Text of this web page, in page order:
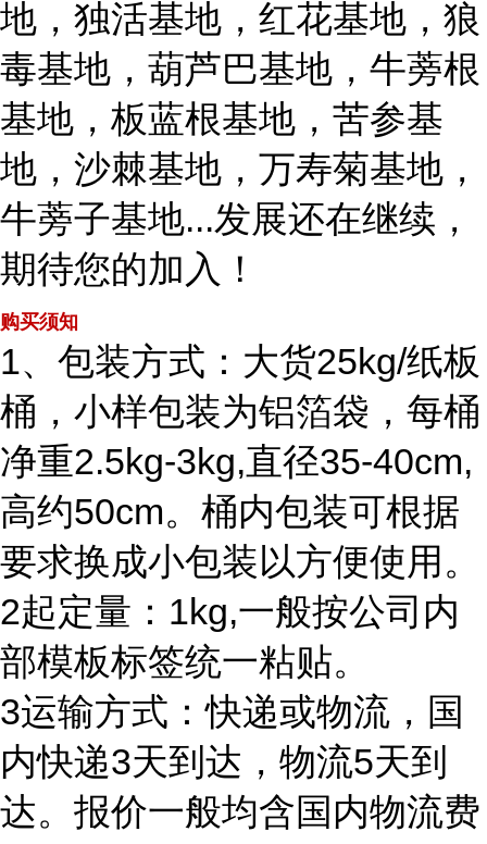
地，独活基地，红花基地，狼
毒基地，葫芦巴基地，牛蒡根
基地，板蓝根基地，苦参基
地，沙棘基地，万寿菊基地，
牛蒡子基地...发展还在继续，
期待您的加入！
购买须知
1、包装方式：大货25kg/纸板
桶，小样包装为铝箔袋，每桶
净重2.5kg-3kg,直径35-40cm,
高约50cm。桶内包装可根据
要求换成小包装以方便使用。
2起定量：1kg,一般按公司内
部模板标签统一粘贴。
3运输方式：快递或物流，国
内快递3天到达，物流5天到
达。报价一般均含国内物流费